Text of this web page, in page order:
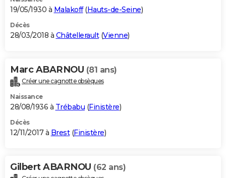
19/05/1930 à Malakoff(Hauts-de-Seine)
Décès
28/03/2018 à Châtellerault(Vienne)
Marc ABARNOU (81 ans)
Créer une cagnotte obsèques
Naissance
28/08/1936 à Trébabu (Finistère)
Décès
12/11/2017 à Brest(Finistère)
Gilbert ABARNOU (62 ans)